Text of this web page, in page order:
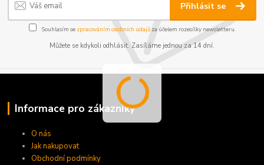
Přihlásit se
Souhlasím se zpracováním osobních údajůza účelem rozesílky newsletteru.
Můžete se kdykoli odhlásit. Zasíláme jednou za 14 dní.
Informace pro zákazníky
O nás
Jak nakupovat
Obchodní podmínky